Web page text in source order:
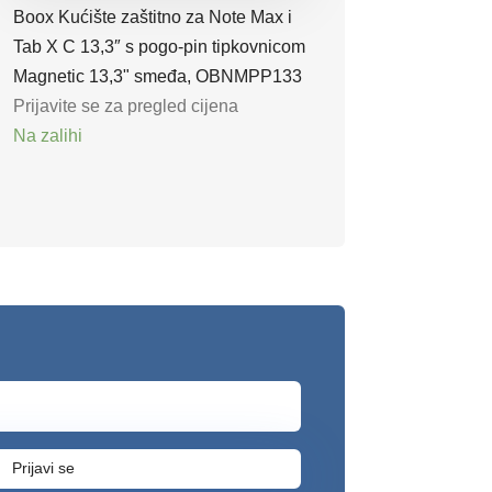
Boox Kućište zaštitno za Note Max i
Tab X C 13,3″ s pogo-pin tipkovnicom
Magnetic 13,3" smeđa, OBNMPP133
Prijavite se za pregled cijena
Na zalihi
Prijavi se